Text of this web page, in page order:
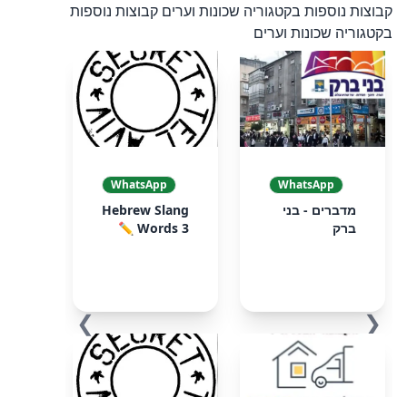
קבוצות נוספות בקטגוריה שכונות וערים קבוצות נוספות
בקטגוריה שכונות וערים
❮
WhatsApp
מדברים - בני
ברק
WhatsApp
Hebrew Slang
Words 3 ✏️
❯